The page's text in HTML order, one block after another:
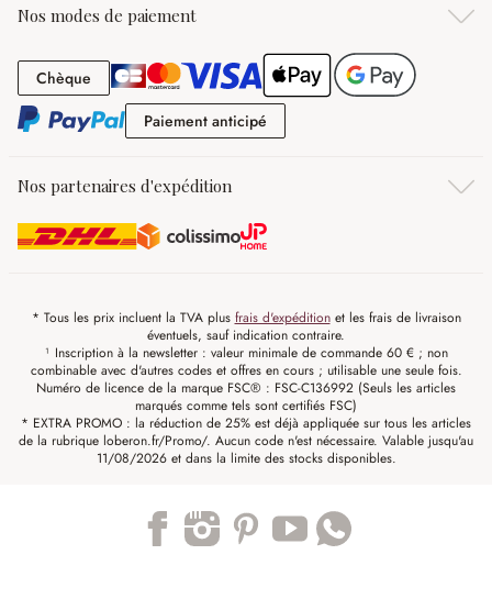
Nos modes de paiement
Chèque Chèque
Paiement anticipé
Nos partenaires d'expédition
* Tous les prix incluent la TVA plus frais d'expéditionet les frais de livraison
éventuels, sauf indication contraire.
¹ Inscription à la newsletter : valeur minimale de commande 60 € ; non
combinable avec d'autres codes et offres en cours ; utilisable une seule fois.
Numéro de licence de la marque FSC® : FSC-C136992 (Seuls les articles
marqués comme tels sont certifiés FSC)
* EXTRA PROMO : la réduction de 25% est déjà appliquée sur tous les articles
de la rubrique loberon.fr/Promo/. Aucun code n'est nécessaire. Valable jusqu'au
11/08/2026 et dans la limite des stocks disponibles.